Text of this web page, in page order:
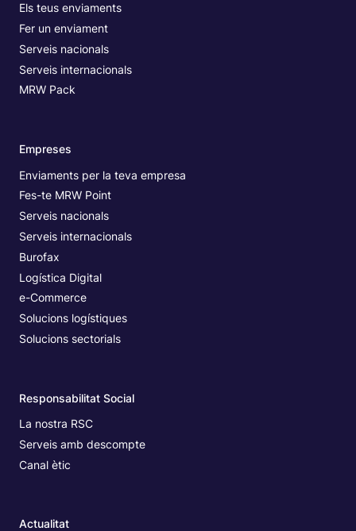
Els teus enviaments
Fer un enviament
Serveis nacionals
Serveis internacionals
MRW Pack
Empreses
Enviaments per la teva empresa
Fes-te MRW Point
Serveis nacionals
Serveis internacionals
Burofax
Logística Digital
e-Commerce
Solucions logístiques
Solucions sectorials
Responsabilitat Social
La nostra RSC
Serveis amb descompte
Canal ètic
Actualitat